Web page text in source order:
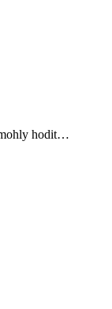
hodit…